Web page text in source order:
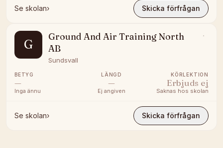
Se skolan› Skicka förfrågan
G
Ground And Air Training North
AB
Sundsvall
BETYG
—
Inga ännu
LÄNGD
—
Ej angiven
KÖRLEKTION
Erbjuds ej
Saknas hos skolan
Se skolan› Skicka förfrågan